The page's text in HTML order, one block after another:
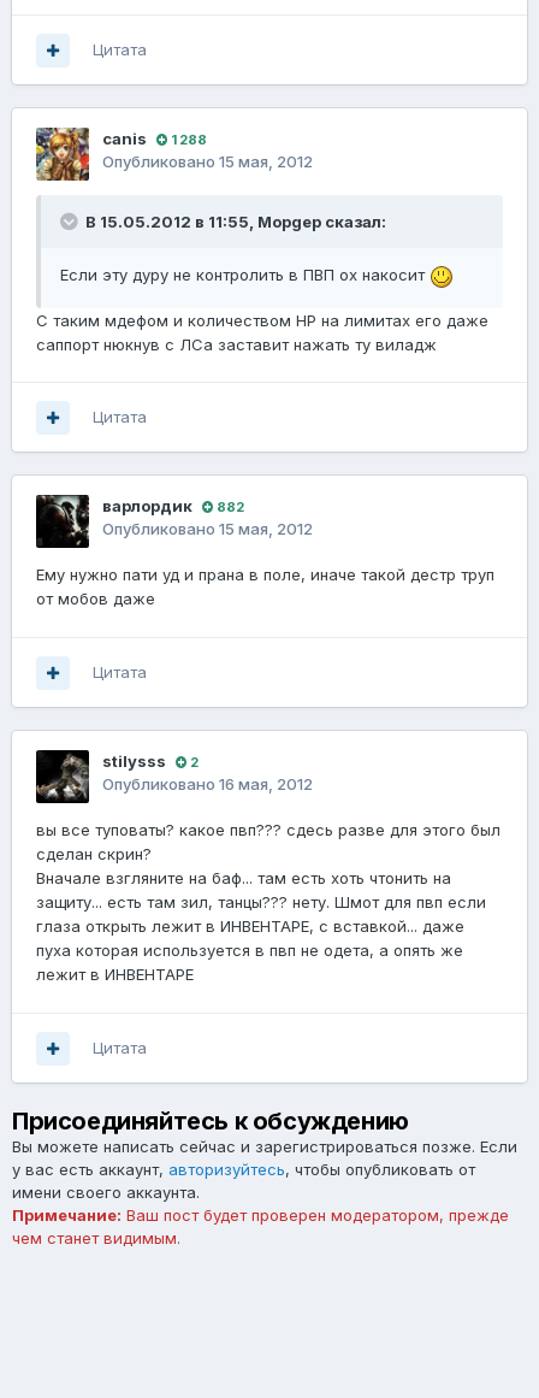
Цитата
canis 1 288
Опубликовано 15 мая, 2012
В 15.05.2012 в 11:55, Mopgep сказал:
Если эту дуру не контролить в ПВП ох накосит
С таким мдефом и количеством НР на лимитах его даже
саппорт нюкнув с ЛСа заставит нажать ту виладж
Цитата
варлордик 882
Опубликовано 15 мая, 2012
Ему нужно пати уд и прана в поле, иначе такой дестр труп
от мобов даже
Цитата
stilysss 2
Опубликовано 16 мая, 2012
вы все туповаты? какое пвп??? сдесь разве для этого был
сделан скрин?
Вначале взгляните на баф... там есть хоть чтонить на
защиту... есть там зил, танцы??? нету. Шмот для пвп если
глаза открыть лежит в ИНВЕНТАРЕ, с вставкой... даже
пуха которая используется в пвп не одета, а опять же
лежит в ИНВЕНТАРЕ
Цитата
Присоединяйтесь к обсуждению
Вы можете написать сейчас и зарегистрироваться позже. Если
у вас есть аккаунт, авторизуйтесь, чтобы опубликовать от
имени своего аккаунта.
Примечание: Ваш пост будет проверен модератором, прежде
чем станет видимым.